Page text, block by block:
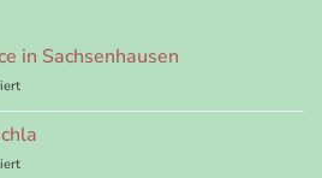
in Sachsenhausen
für
Experience
in
Sachsenhausen
für